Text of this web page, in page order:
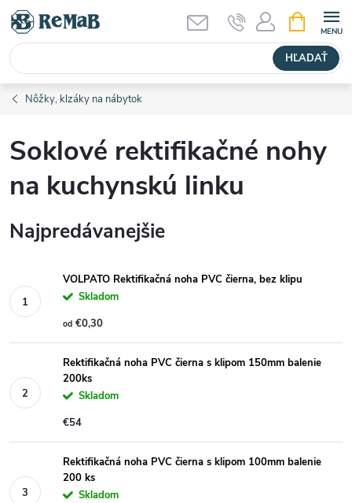
Prejsť
obsah
HĽADAŤ
KOŠÍK
Nôžky, klzáky na nábytok
Soklové rektifikačné nohy
na kuchynskú linku
Najpredávanejšie
VOLPATO Rektifikačná noha PVC čierna, bez klipu
Skladom
od €0,30
Rektifikačná noha PVC čierna s klipom 150mm balenie
200ks
Skladom
€54
Rektifikačná noha PVC čierna s klipom 100mm balenie
200 ks
Skladom